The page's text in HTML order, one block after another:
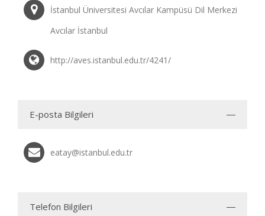
İstanbul Üniversitesi Avcılar Kampüsü Dil Merkezi
Avcılar İstanbul
http://aves.istanbul.edu.tr/4241/
E-posta Bilgileri
eatay@istanbul.edu.tr
Telefon Bilgileri